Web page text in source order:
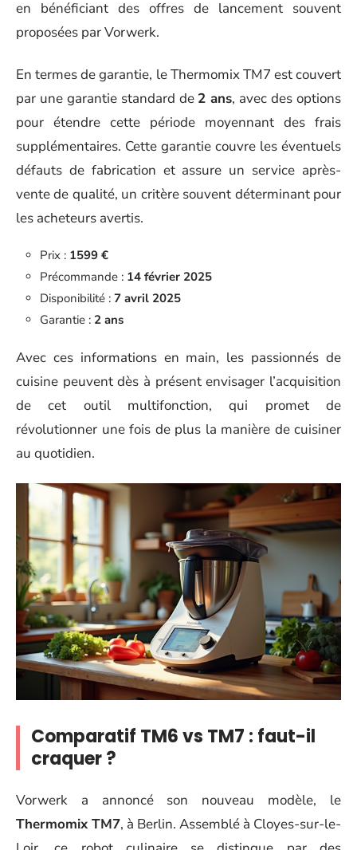
en bénéficiant des offres de lancement souvent
proposées par Vorwerk.
En termes de garantie, le Thermomix TM7 est couvert
par une garantie standard de 2 ans, avec des options
pour étendre cette période moyennant des frais
supplémentaires. Cette garantie couvre les éventuels
défauts de fabrication et assure un service après-
vente de qualité, un critère souvent déterminant pour
les acheteurs avertis.
Prix : 1599 €
Précommande : 14 février 2025
Disponibilité : 7 avril 2025
Garantie : 2 ans
Avec ces informations en main, les passionnés de
cuisine peuvent dès à présent envisager l’acquisition
de cet outil multifonction, qui promet de
révolutionner une fois de plus la manière de cuisiner
au quotidien.
Comparatif TM6 vs TM7 : faut-il
craquer ?
Vorwerk a annoncé son nouveau modèle, le
Thermomix TM7, à Berlin. Assemblé à Cloyes-sur-le-